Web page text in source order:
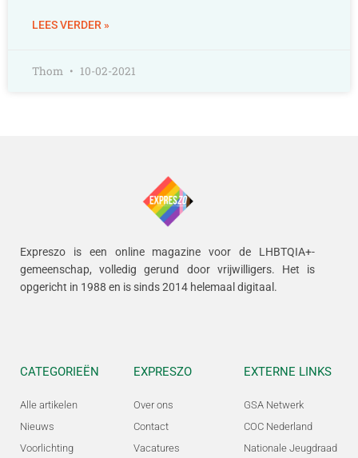
LEES VERDER »
Thom 10-02-2021
Expreszo is een online magazine voor de LHBTQIA+-
gemeenschap, volledig gerund door vrijwilligers. Het is
opgericht in 1988 en is sinds 2014 helemaal digitaal.
CATEGORIEËN
Alle artikelen
Nieuws
Voorlichting
EXPRESZO
Over ons
Contact
Vacatures
EXTERNE LINKS
GSA Netwerk
COC Nederland
Nationale Jeugdraad